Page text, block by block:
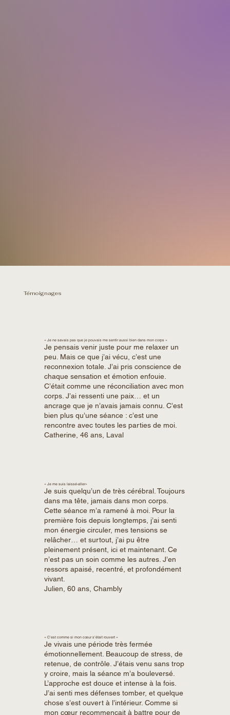
Témoignages
« Je ne savais pas que je pouvais me sentir aussi bien dans mon corps »
Je pensais venir juste pour me relaxer un
peu. Mais ce que j’ai vécu, c’est une
reconnexion totale. J’ai pris conscience de
chaque sensation et émotion enfouie.
C’était comme une réconciliation avec mon
corps. J’ai ressenti une paix… et un
ancrage que je n’avais jamais connu. C’est
bien plus qu’une séance : c’est une
rencontre avec toutes les parties de moi.
Catherine, 46 ans, Laval
« Je me suis laissé-aller»
Je suis quelqu’un de très cérébral. Toujours
dans ma tête, jamais dans mon corps.
Cette séance m’a ramené à moi. Pour la
première fois depuis longtemps, j’ai senti
mon énergie circuler, mes tensions se
relâcher… et surtout, j’ai pu être
pleinement présent, ici et maintenant. Ce
n’est pas un soin comme les autres. J’en
ressors apaisé, recentré, et profondément
vivant.
Julien, 60 ans, Chambly
« C’est comme si mon cœur s’était rouvert »
Je vivais une période très fermée
émotionnellement. Beaucoup de stress, de
retenue, de contrôle. J’étais venu sans trop
y croire, mais la séance m’a bouleversé.
L’approche est douce et intense à la fois.
J’ai senti mes défenses tomber, et quelque
chose s’est ouvert à l’intérieur. Comme si
mon cœur recommençait à battre pour de